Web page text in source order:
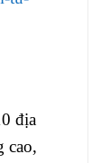
địa
cao,